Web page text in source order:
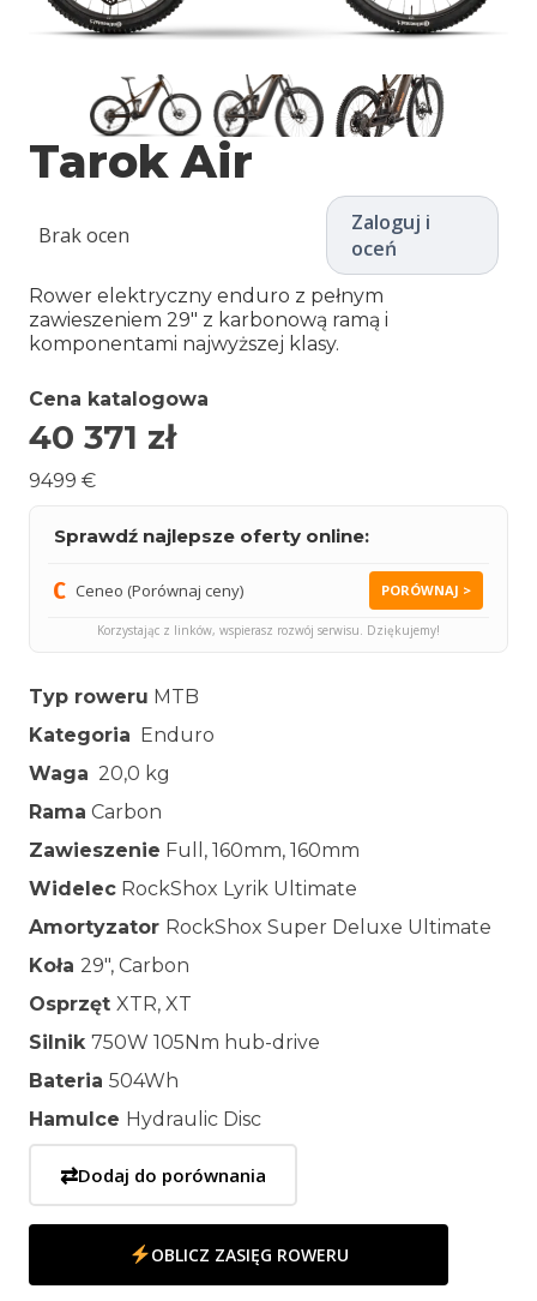
Tarok Air
Brak ocen
Zaloguj i
oceń
Rower elektryczny enduro z pełnym
zawieszeniem 29″ z karbonową ramą i
komponentami najwyższej klasy.
Cena katalogowa
40 371 zł
9499 €
Sprawdź najlepsze oferty online:
Ceneo (Porównaj ceny) PORÓWNAJ >
Korzystając z linków, wspierasz rozwój serwisu. Dziękujemy!
Typ roweru MTB
Kategoria Enduro
Waga 20,0 kg
Rama Carbon
Zawieszenie Full, 160mm, 160mm
Widelec RockShox Lyrik Ultimate
Amortyzator RockShox Super Deluxe Ultimate
Koła 29″, Carbon
Osprzęt XTR, XT
Silnik 750W 105Nm hub-drive
Bateria 504Wh
Hamulce Hydraulic Disc
⇄Dodaj do porównania
OBLICZ ZASIĘG ROWERU